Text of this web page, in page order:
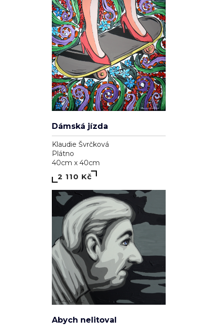
Dámská jízda
Klaudie Švrčková
Plátno
40cm x 40cm
2 110 Kč
Abych nelitoval